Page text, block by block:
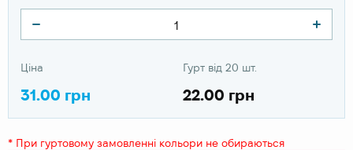
Ціна
31.00 грн
Гурт від 20 шт.
22.00 грн
* При гуртовому замовленні кольори не обираються